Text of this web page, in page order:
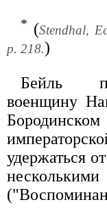
* (Stendhal,
p. 218.)
Бейль
военщину
удержаться